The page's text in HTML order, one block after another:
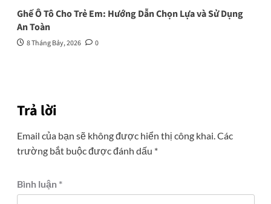
Ghế Ô Tô Cho Trẻ Em: Hướng Dẫn Chọn Lựa và Sử Dụng
An Toàn
8 Tháng Bảy, 2026 0
Trả lời
Email của bạn sẽ không được hiển thị công khai. Các
trường bắt buộc được đánh dấu *
Bình luận *